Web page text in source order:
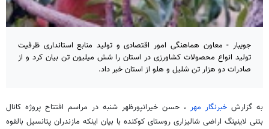
جویبار - معاون هماهنگی امور اقتصادی و تولید منابع استانداری ظرفیت
تولید انواع محصولات کشاورزی در استان را شش میلیون تن بیان کرد و از
صادرات دو هزار تن شلیل و هلو از استان خبر داد.
به گزارش خبرنگار مهر ، حسن خیرانپورظهر شنبه در مراسم افتتاح پروژه کانال
بتنی لاینینگ اراضی شالیزاری روستای کوکنده با بیان اینکه مازندران پتانسیل بالقوه